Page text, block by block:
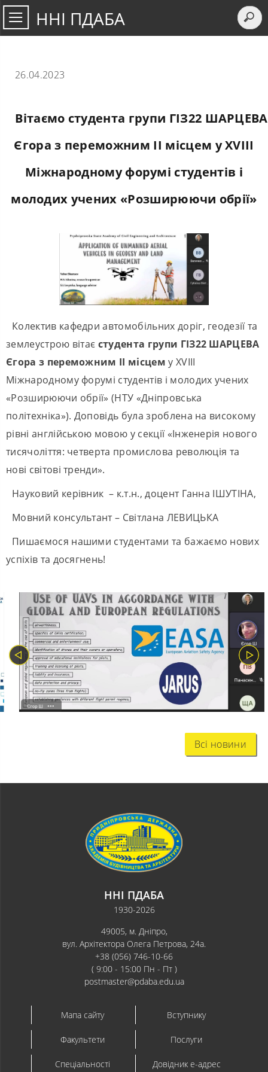
ННІ ПДАБА
26.04.2023
Вітаємо студента групи ГІЗ22 ШАРЦЕВА
Єгора з переможним ІІ місцем у ХVIII
Міжнародному форумі студентів і
молодих учених «Розширюючи обрії»
Колектив кафедри автомобільних доріг, геодезії та
землеустрою вітає студента групи ГІЗ22 ШАРЦЕВА
Єгора з переможним ІІ місцем у ХVIII
Міжнародному форумі студентів і молодих учених
«Розширюючи обрії» (НТУ «Дніпровська
політехніка»). Доповідь була зроблена на високому
рівні англійською мовою у секції «Інженерія нового
тисячоліття: четверта промислова революція та
нові світові тренди».
Науковий керівник – к.т.н., доцент Ганна ІШУТІНА,
Мовний консультант – Світлана ЛЕВИЦЬКА
Пишаємося нашими студентами та бажаємо нових
успіхів та досягнень!
Всі новини
ННІ ПДАБА
1930-2026
49005, м. Дніпро,
вул. Архітектора Олега Петрова, 24а.
+38 (056) 746-10-66
( 9:00 - 15:00 Пн - Пт )
postmaster@pdaba.edu.ua
Мапа сайту Вступнику
Факультети Послуги
Спеціальності Довідник e-адрес